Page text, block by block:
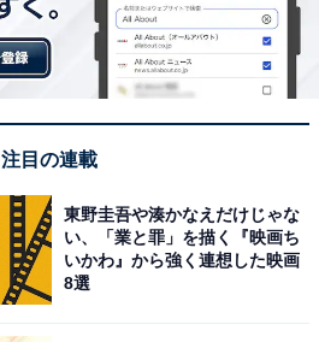
注目の連載
東野圭吾や湊かなえだけじゃな
い、「業と罪」を描く『映画ち
いかわ』から強く連想した映画
8選